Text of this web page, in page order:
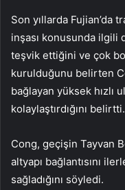
Son yıllarda Fujian’da
inşası konusunda ilgili
teşvik ettiğini ve çok
kurulduğunu belirten
bağlayan yüksek hızlı
kolaylaştırdığını
Cong, geçişin Tayvan
altyapı bağlantısını
sağladığını söyledi.